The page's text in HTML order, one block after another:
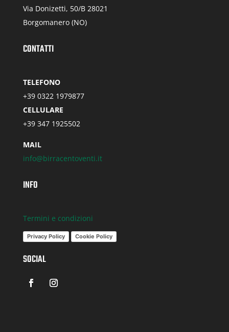
Via Donizetti, 50/B 28021
Borgomanero (NO)
CONTATTI
TELEFONO
+39 0322 1979877
CELLULARE
+39 347 1925502
MAIL
info@birracentoventi.it
INFO
Termini e condizioni
Privacy Policy Cookie Policy
SOCIAL